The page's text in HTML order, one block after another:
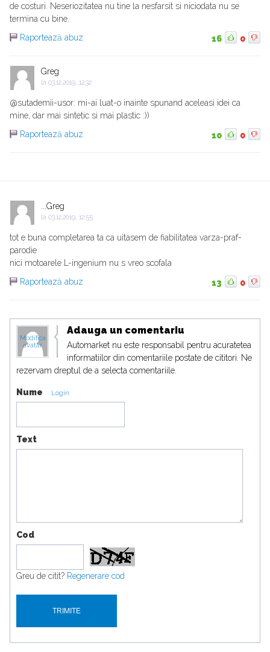
de costuri. Neseriozitatea nu tine la nesfarsit si niciodata nu se
termina cu bine.
Raportează abuz
16 0
Greg
la 03.12.2019, 12:32
@sutademii-usor: mi-ai luat-o inainte spunand aceleasi idei ca
mine, dar mai sintetic si mai plastic :))
Raportează abuz
10 0
...Greg
la 03.12.2019, 12:55
tot e buna completarea ta ca uitasem de fiabilitatea varza-praf-
parodie
nici motoarele L-ingenium nu s vreo scofala
Raportează abuz
13 0
Modifica
avatar
Adauga un comentariu
Automarket nu este responsabil pentru acuratetea
informatiilor din comentariile postate de cititori. Ne
rezervam dreptul de a selecta comentariile.
Nume Login
Text
Cod
Greu de citit? Regenerare cod